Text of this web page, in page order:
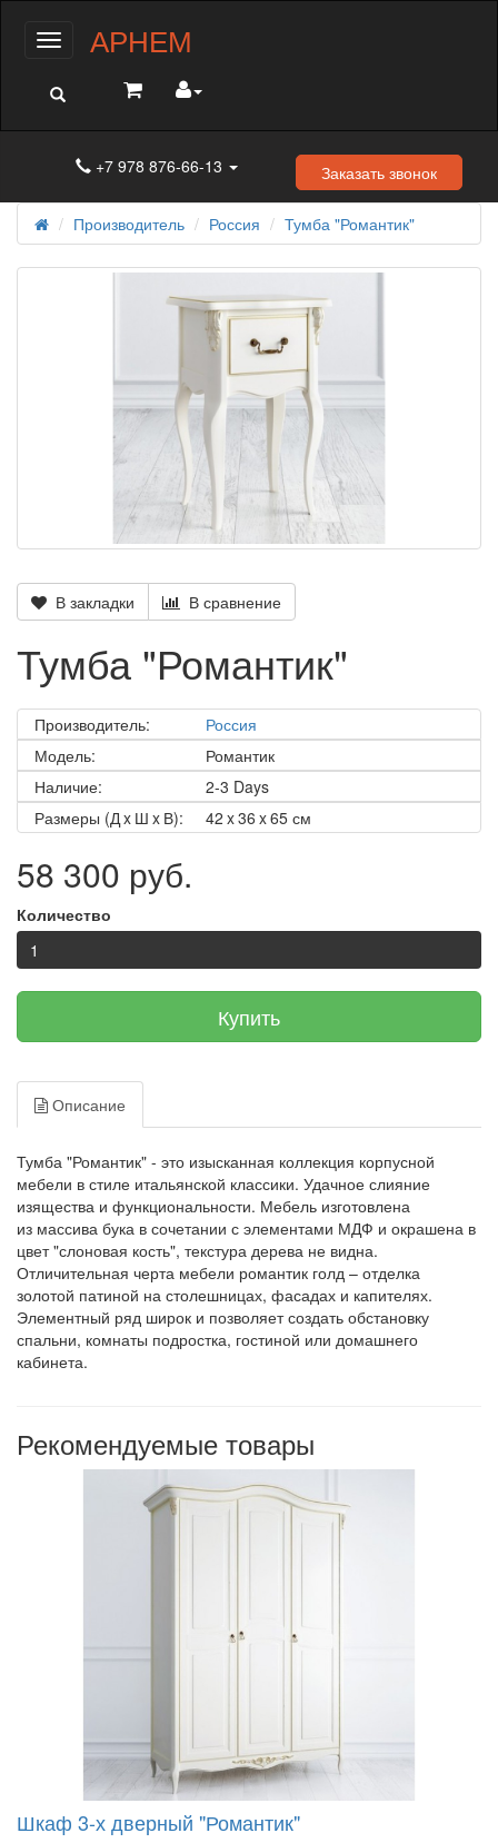
МенюАРНЕМ
+7 978 876-66-13 Заказать звонок
Производитель Россия Тумба "Романтик"
В закладки В сравнение
Тумба "Романтик"
Производитель:
Россия
Модель:
Романтик
Наличие:
2-3 Days
Размеры (Д x Ш x В):
42 x 36 x 65 см
58 300 руб.
Количество
Купить
Описание
Тумба "Романтик" - это изысканная коллекция корпусной
мебели в стиле итальянской классики. Удачное слияние
изящества и функциональности. Мебель изготовлена
из массива бука в сочетании с элементами МДФ и окрашена в
цвет "слоновая кость", текстура дерева не видна.
Отличительная черта мебели романтик голд – отделка
золотой патиной на столешницах, фасадах и капителях.
Элементный ряд широк и позволяет создать обстановку
спальни, комнаты подростка, гостиной или домашнего
кабинета.
Рекомендуемые товары
Шкаф 3-х дверный "Романтик"